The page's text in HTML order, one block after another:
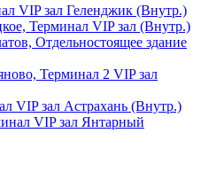
VIP зал Геленджик (Внутр.)
Терминал VIP зал (Внутр.)
Отдельностоящее здание
Терминал 2 VIP зал
VIP зал Астрахань (Внутр.)
VIP зал Янтарный